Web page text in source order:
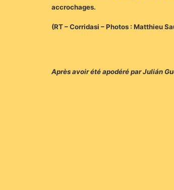
accrochages.
(RT – Corridasi – Photos : Matthieu
Après avoir été apodéré par Julián